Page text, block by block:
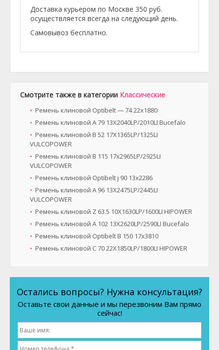
Доставка курьером по Москве 350 руб.
осуществляется всегда на следующий день.
Самовывоз бесплатно.
Смотрите также в категории Классические
Ремень клиновой Optibelt — 74 22x1880
Ремень клиновой A 79 13X2040LP/2010LI Bucefalo
Ремень клиновой B 52 17X1365LP/1325LI
VULCOPOWER
Ремень клиновой B 115 17x2965LP/2925LI
VULCOPOWER
Ремень клиновой Optibelt ј 90 13х2286
Ремень клиновой A 96 13X2475LP/2445LI
VULCOPOWER
Ремень клиновой Z 63.5 10X1630LP/1600LI HIPOWER
Ремень клиновой A 102 13X2620LP/2590LI Bucefalo
Ремень клиновой Optibelt B 150 17x3810
Ремень клиновой C 70 22X1850LP/1800LI HIPOWER
Остались вопросы? Нужна консультация?
Оставьте свои данные и мы перезвоним Вам прямо
сейчас!